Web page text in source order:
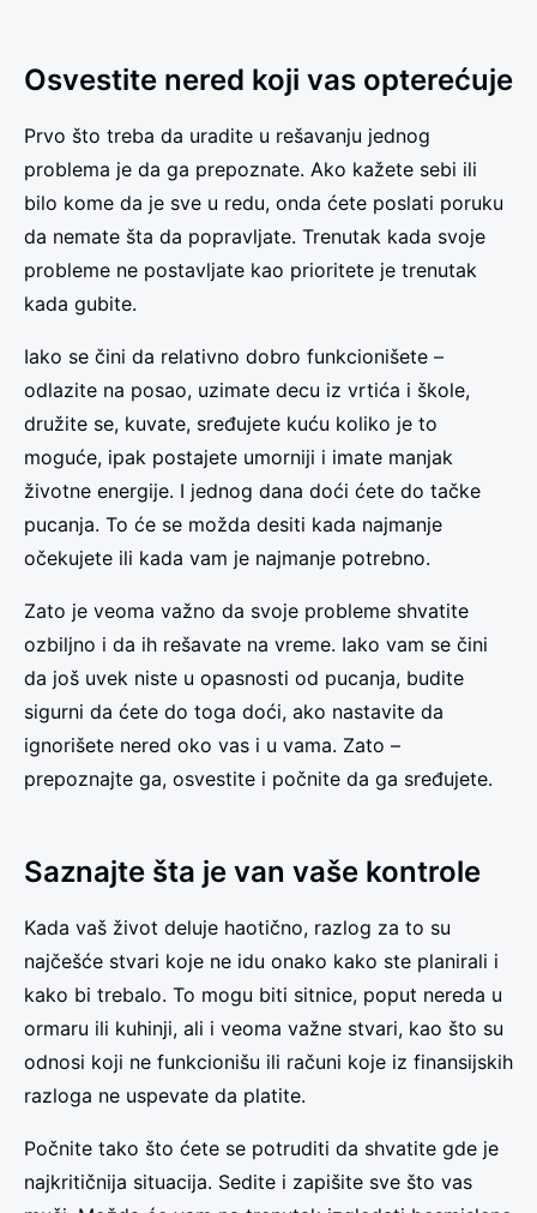
Osvestite nered koji vas opterećuje
Prvo što treba da uradite u rešavanju jednog
problema je da ga prepoznate. Ako kažete sebi ili
bilo kome da je sve u redu, onda ćete poslati poruku
da nemate šta da popravljate. Trenutak kada svoje
probleme ne postavljate kao prioritete je trenutak
kada gubite.
Iako se čini da relativno dobro funkcionišete –
odlazite na posao, uzimate decu iz vrtića i škole,
družite se, kuvate, sređujete kuću koliko je to
moguće, ipak postajete umorniji i imate manjak
životne energije. I jednog dana doći ćete do tačke
pucanja. To će se možda desiti kada najmanje
očekujete ili kada vam je najmanje potrebno.
Zato je veoma važno da svoje probleme shvatite
ozbiljno i da ih rešavate na vreme. Iako vam se čini
da još uvek niste u opasnosti od pucanja, budite
sigurni da ćete do toga doći, ako nastavite da
ignorišete nered oko vas i u vama. Zato –
prepoznajte ga, osvestite i počnite da ga sređujete.
Saznajte šta je van vaše kontrole
Kada vaš život deluje haotično, razlog za to su
najčešće stvari koje ne idu onako kako ste planirali i
kako bi trebalo. To mogu biti sitnice, poput nereda u
ormaru ili kuhinji, ali i veoma važne stvari, kao što su
odnosi koji ne funkcionišu ili računi koje iz finansijskih
razloga ne uspevate da platite.
Počnite tako što ćete se potruditi da shvatite gde je
najkritičnija situacija. Sedite i zapišite sve što vas